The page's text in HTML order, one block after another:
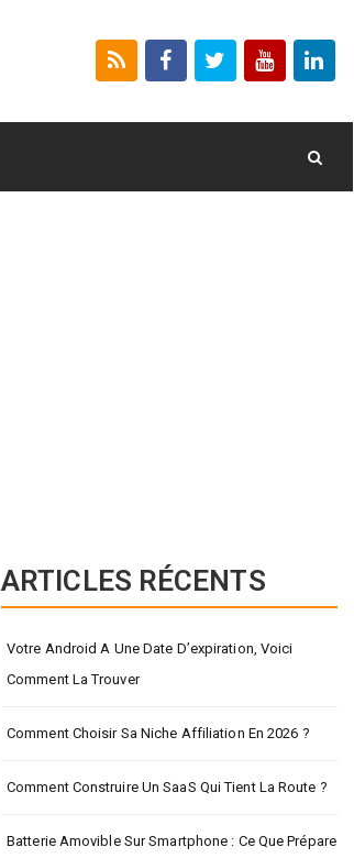
ARTICLES RÉCENTS
Votre Android A Une Date D’expiration, Voici
Comment La Trouver
Comment Choisir Sa Niche Affiliation En 2026 ?
Comment Construire Un SaaS Qui Tient La Route ?
Batterie Amovible Sur Smartphone : Ce Que Prépare